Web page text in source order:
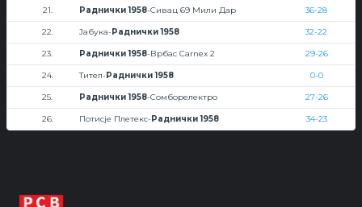
21. Раднички 1958-Сивац 69 Мили Дар 36-28
22. Јабука-Раднички 1958 32-22
23. Раднички 1958-Врбас Carnex 2 29-26
24. Тител-Раднички 1958 0-0
25. Раднички 1958-Сомборелектро 27-26
26. Потисје Плетекс-Раднички 1958 34-23